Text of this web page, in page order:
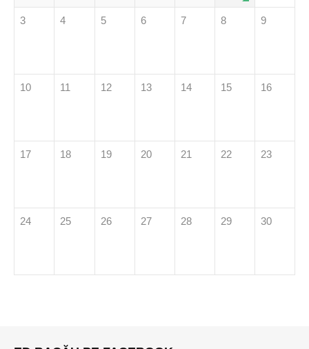
3 4 5 6 7 8 9
10 11 12 13 14 15 16
17 18 19 20 21 22 23
24 25 26 27 28 29 30